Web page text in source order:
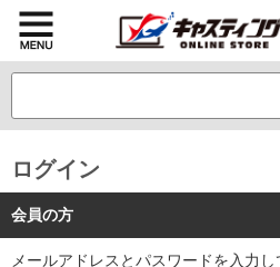
ログイン
会員の方
メールアドレスとパスワードを入力し